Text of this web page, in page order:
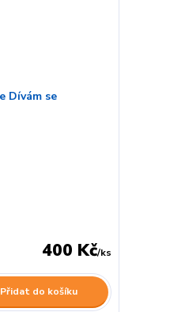
400 Kč/ks
Přidat do košíku